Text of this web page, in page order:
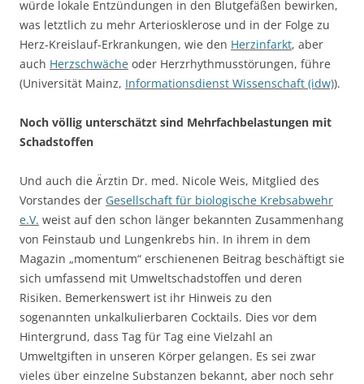
würde lokale Entzündungen in den Blutgefäßen bewirken,
was letztlich zu mehr Arteriosklerose und in der Folge zu
Herz-Kreislauf-Erkrankungen, wie den Herzinfarkt, aber
auch Herzschwäche oder Herzrhythmusstörungen, führe
(Universität Mainz, Informationsdienst Wissenschaft (idw)).
Noch völlig unterschätzt sind Mehrfachbelastungen mit
Schadstoffen
Und auch die Ärztin Dr. med. Nicole Weis, Mitglied des
Vorstandes der Gesellschaft für biologische Krebsabwehr
e.V. weist auf den schon länger bekannten Zusammenhang
von Feinstaub und Lungenkrebs hin. In ihrem in dem
Magazin „momentum“ erschienenen Beitrag beschäftigt sie
sich umfassend mit Umweltschadstoffen und deren
Risiken. Bemerkenswert ist ihr Hinweis zu den
sogenannten unkalkulierbaren Cocktails. Dies vor dem
Hintergrund, dass Tag für Tag eine Vielzahl an
Umweltgiften in unseren Körper gelangen. Es sei zwar
vieles über einzelne Substanzen bekannt, aber noch sehr